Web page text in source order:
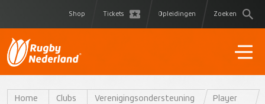
Shop Tickets Opleidingen Zoeken
Home Clubs Verenigingsondersteuning Player